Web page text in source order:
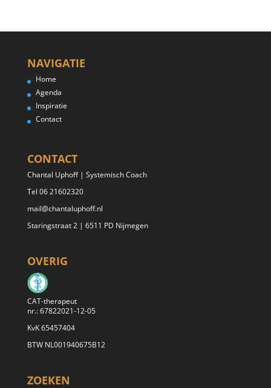
NAVIGATIE
Home
Agenda
Inspiratie
Contact
CONTACT
Chantal Uphoff | Systemisch Coach
Tel 06 21602320
mail@chantaluphoff.nl
Staringstraat 2 | 6511 PD Nijmegen
OVERIG
CAT-therapeut
nr.: 67822021-12-05
KvK 65457404
BTW NL001940675B12
ZOEKEN